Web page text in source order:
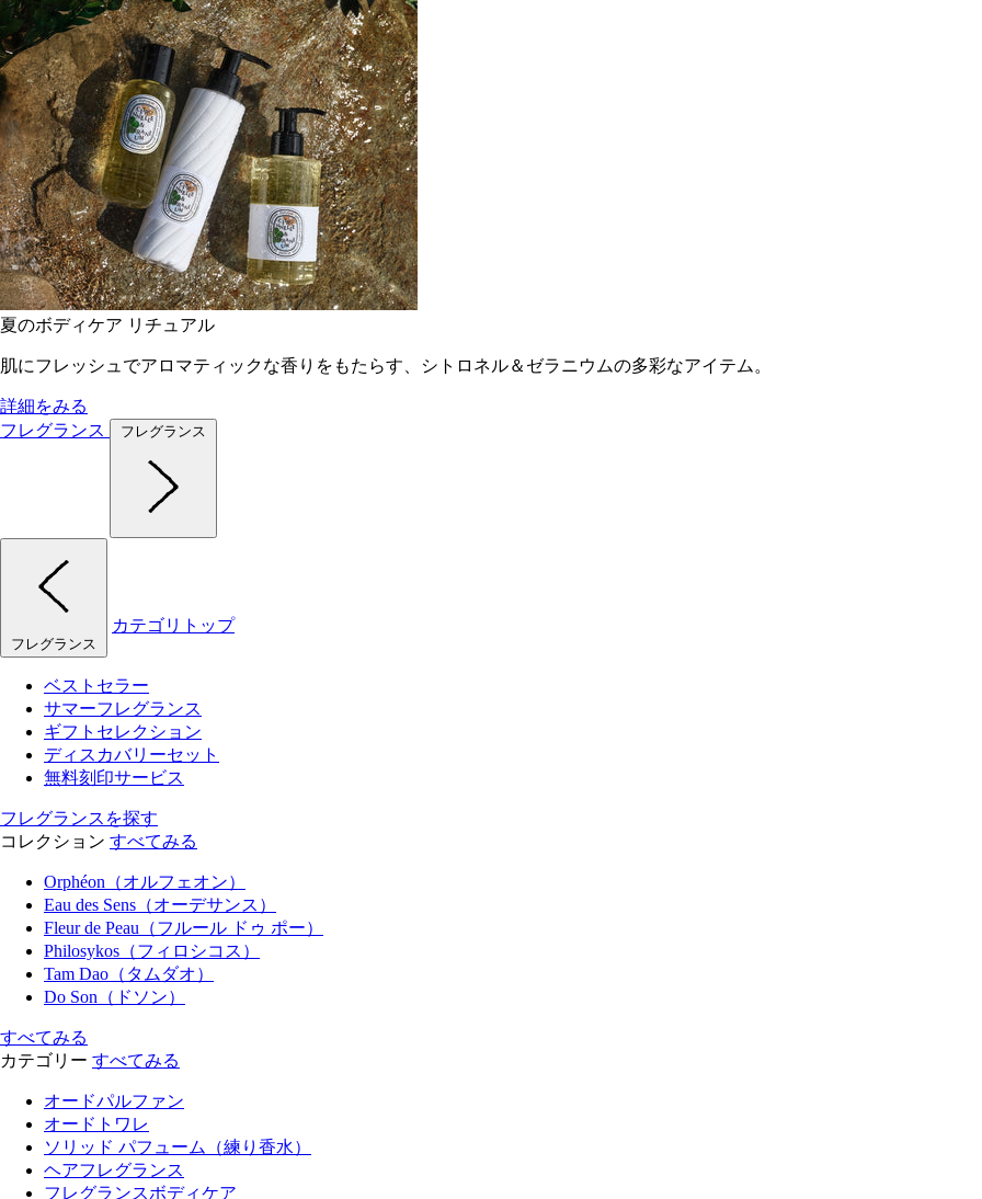
夏のボディケア リチュアル
肌にフレッシュでアロマティックな香りをもたらす、シトロネル＆ゼラニウムの多彩なアイテム。
詳細をみる
フレグランス
フレグランス
フレグランス
カテゴリトップ
ベストセラー
サマーフレグランス
ギフトセレクション
ディスカバリーセット
無料刻印サービス
フレグランスを探す
コレクション すべてみる
Orphéon（オルフェオン）
Eau des Sens（オーデサンス）
Fleur de Peau（フルール ドゥ ポー）
Philosykos（フィロシコス）
Tam Dao（タムダオ）
Do Son（ドソン）
すべてみる
カテゴリー すべてみる
オードパルファン
オードトワレ
ソリッド パフューム（練り香水）
ヘアフレグランス
フレグランスボディケア